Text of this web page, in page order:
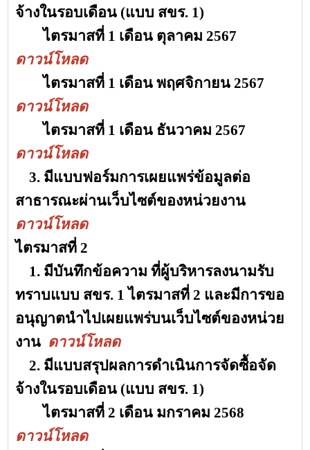
จ้างในรอบเดือน (แบบ สขร. 1)
ไตรมาสที่ 1 เดือน ตุลาคม 2567
ดาวน์โหลด
ไตรมาสที่ 1 เดือน พฤศจิกายน 2567
ดาวน์โหลด
ไตรมาสที่ 1 เดือน ธันวาคม 2567
ดาวน์โหลด
3. มีแบบฟอร์มการเผยแพร่ข้อมูลต่อ
สาธารณะผ่านเว็บไซต์ของหน่วยงาน
ดาวน์โหลด
ไตรมาสที่2
1. มีบันทึกข้อความ ที่ผู้บริหารลงนามรับ
ทราบแบบ สขร. 1 ไตรมาสที่ 2 และมีการขอ
อนุญาตนำไปเผยแพร่บนเว็บไซต์ของหน่วย
งาน ดาวน์โหลด
2. มีแบบสรุปผลการดำเนินการจัดซื้อจัด
จ้างในรอบเดือน (แบบ สขร. 1)
ไตรมาสที่ 2 เดือน มกราคม 2568
ดาวน์โหลด